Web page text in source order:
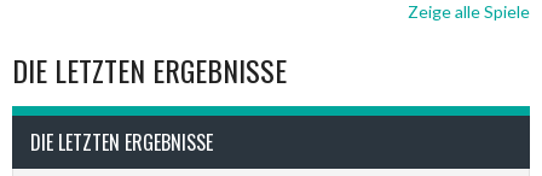
Zeige alle Spiele
DIE LETZTEN ERGEBNISSE
DIE LETZTEN ERGEBNISSE